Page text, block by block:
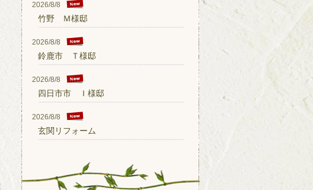
2026/8/8
竹野 Ｍ様邸
2026/8/8
鈴鹿市 Ｔ様邸
2026/8/8
四日市市 Ｉ様邸
2026/8/8
玄関リフォーム